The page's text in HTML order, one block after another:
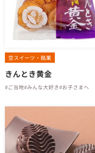
空スイーツ・銘菓
きんとき黄金
#ご当地#みんな大好き#お子さまへ